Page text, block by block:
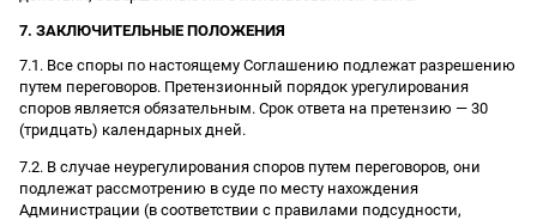
7. ЗАКЛЮЧИТЕЛЬНЫЕ ПОЛОЖЕНИЯ
7.1. Все споры по настоящему Соглашению подлежат разрешению
путем переговоров. Претензионный порядок урегулирования
споров является обязательным. Срок ответа на претензию — 30
(тридцать) календарных дней.
7.2. В случае неурегулирования споров путем переговоров, они
подлежат рассмотрению в суде по месту нахождения
Администрации (в соответствии с правилами подсудности,